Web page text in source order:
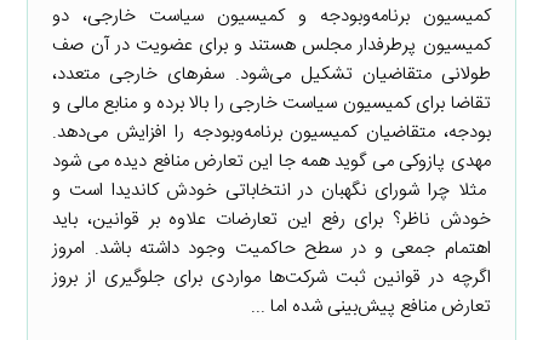
کمیسیون برنامه‌وبودجه و کمیسیون سیاست خارجی، دو
کمیسیون پرطرفدار مجلس هستند و برای عضویت در آن صف
طولانی متقاضیان تشکیل می‌شود. سفرهای خارجی متعدد،
تقاضا برای کمیسیون سیاست خارجی را بالا برده و منابع مالی و
بودجه، متقاضیان کمیسیون برنامه‌وبودجه را افزایش می‌دهد.
مهدی پازوکی می گوید همه جا این تعارض منافع دیده می شود
مثلا چرا شورای نگهبان در انتخاباتی خودش کاندیدا است و
خودش ناظر؟ برای رفع این تعارضات علاوه بر قوانین، باید
اهتمام جمعی و در سطح حاکمیت وجود داشته باشد. امروز
اگرچه در قوانین ثبت شرکت‌ها مواردی برای جلوگیری از بروز
تعارض منافع پیش‌بینی شده اما ...